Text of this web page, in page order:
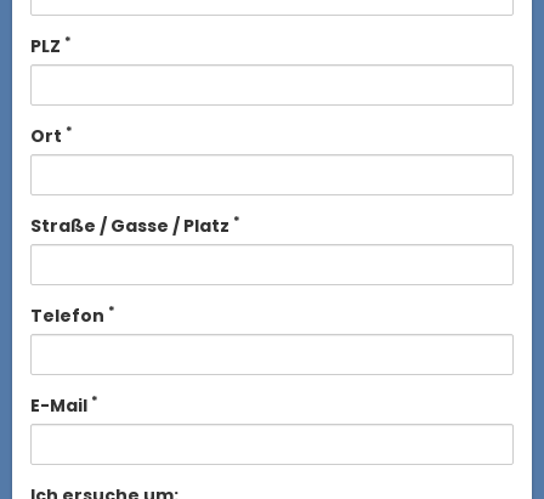
PLZ *
Ort *
Straße / Gasse / Platz *
Telefon *
E-Mail *